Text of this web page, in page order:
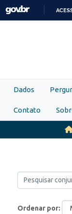
Skip to main content
Dados
Contato
Ordenar por